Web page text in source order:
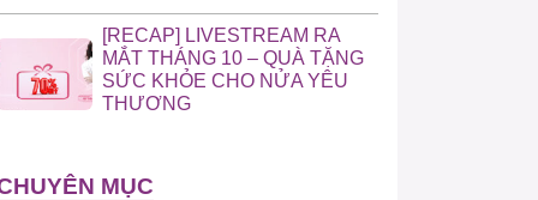
[RECAP] LIVESTREAM RA
MẮT THÁNG 10 – QUÀ TẶNG
SỨC KHỎE CHO NỬA YÊU
THƯƠNG
MỤC